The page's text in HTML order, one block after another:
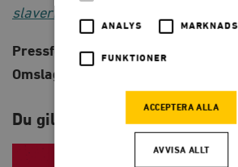
slaveri
Pressfoto :Mikael Eisen
Omslag
Du gillar kanske också…
ANALYS
FUNKTIONER
ACCEPTERA ALLA
AVVISA ALLT